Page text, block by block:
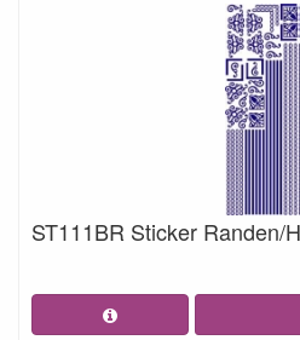
ST111BR Sticker Randen/